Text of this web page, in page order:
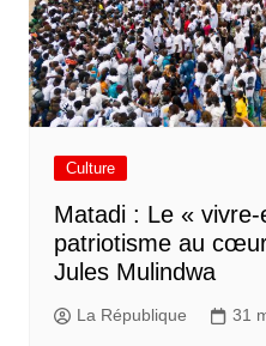
Culture
Matadi : Le «
patriotisme au
Jules Mulindwa
La République 31